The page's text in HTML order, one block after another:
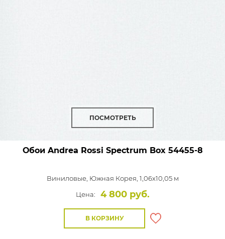
ПОСМОТРЕТЬ
Обои Andrea Rossi Spectrum Box 54455-8
Виниловые, Южная Корея, 1,06x10,05 м
Цена:
4 800 руб.
В КОРЗИНУ